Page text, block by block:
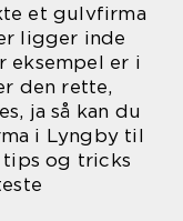
et gulvfirma
ligger inde
eksempel er i
den rette,
ja så kan du
i Lyngby til
tips og tricks